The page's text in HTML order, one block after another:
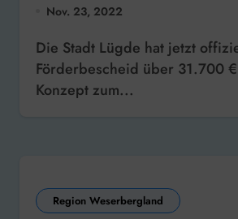
Nov. 23, 2022
Die Stadt Lügde hat jetzt offiziell den
Förderbescheid über 31.700
Konzept zum...
Region Weserbergland